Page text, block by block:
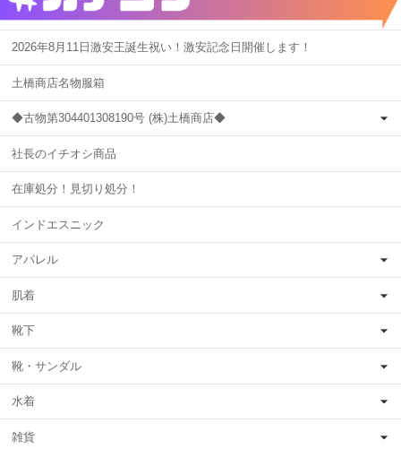
2026年8月11日激安王誕生祝い！激安記念日開催します！
土橋商店名物服箱
◆古物第304401308190号 (株)土橋商店◆
社長のイチオシ商品
在庫処分！見切り処分！
インドエスニック
アパレル
肌着
靴下
靴・サンダル
水着
雑貨